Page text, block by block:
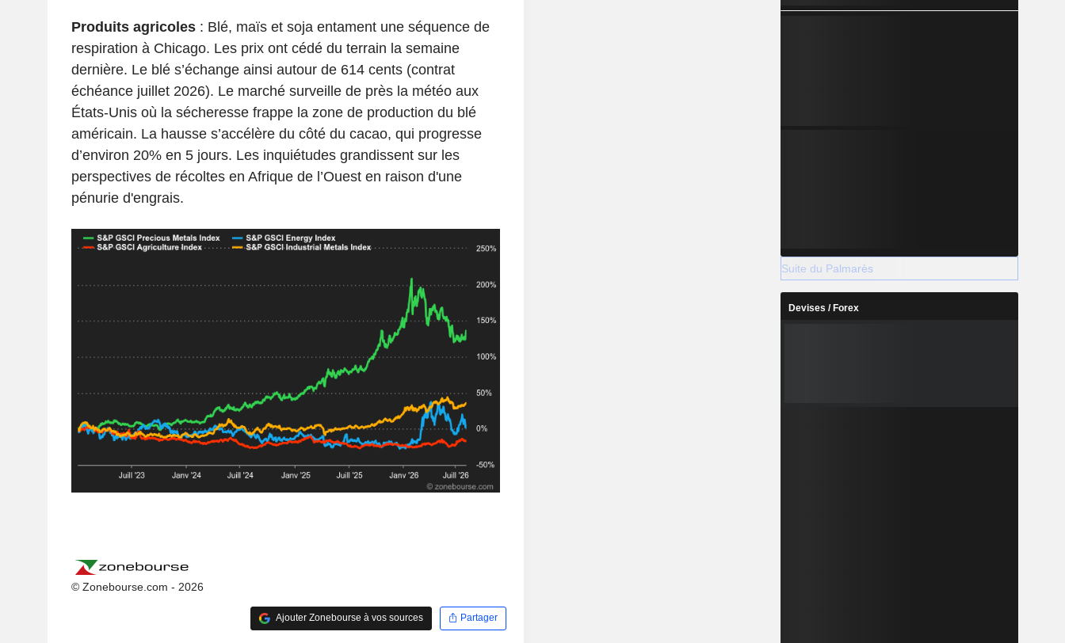
Produits agricoles: Blé, maïs et soja entament une séquence de
respiration à Chicago. Les prix ont cédé du terrain la semaine
dernière. Le blé s’échange ainsi autour de 614 cents (contrat
échéance juillet 2026). Le marché surveille de près la météo aux
États-Unis où la sécheresse frappe la zone de production du blé
américain. La hausse s’accélère du côté du cacao, qui progresse
d’environ 20% en 5 jours. Les inquiétudes grandissent sur les
perspectives de récoltes en Afrique de l’Ouest en raison d'une
pénurie d'engrais.
© Zonebourse.com - 2026
Ajouter Zonebourse à vos sources Partager
Suite du Palmarès
Devises / Forex